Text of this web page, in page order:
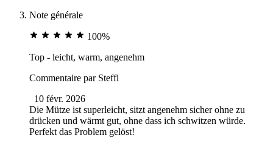
Note générale
100%
Top - leicht, warm, angenehm
Commentaire par Steffi
10 févr. 2026
Die Mütze ist superleicht, sitzt angenehm sicher ohne zu
drücken und wärmt gut, ohne dass ich schwitzen würde.
Perfekt das Problem gelöst!